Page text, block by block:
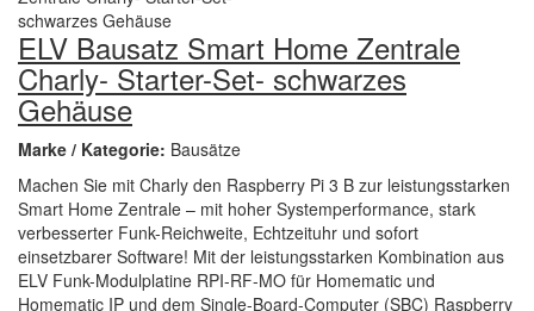
ELV Bausatz Smart Home Zentrale
Charly- Starter-Set- schwarzes
Gehäuse
Marke / Kategorie: Bausätze
Machen Sie mit Charly den Raspberry Pi 3 B zur leistungsstarken
Smart Home Zentrale – mit hoher Systemperformance, stark
verbesserter Funk-Reichweite, Echtzeituhr und sofort
einsetzbarer Software! Mit der leistungsstarken Kombination aus
ELV Funk-Modulplatine RPI-RF-MO für Homematic und
Homematic IP und dem Single-Board-Computer (SBC) Raspberry